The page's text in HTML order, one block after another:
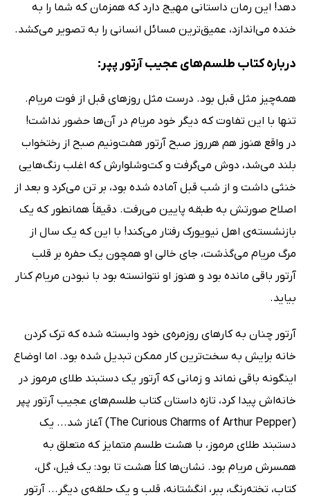
دهد! این رمان داستانی مهیج دارد که همزمان که شما را به
خنده می‌اندازد، عمیق‌ترین مسائل انسانی را به تصویر می‌کشد.
درباره کتاب طلسم‌های عجیب آرتور پپر:
همه‌چیز مثل قبل بود. درست مثل روزهای قبل از فوت مریام.
تنها با این تفاوت که دیگر خود مریام در آن‌ها حضور نداشت!
در واقع هنوز هم هرروز صبح آرتور هفت‌ونیم صبح از رختخواب
بلند می‌شد،‌ دوش می‌گرفت و کت‌وشلوارش که اغلب رنگ‌هایی
خنثی داشت و از شب قبل آماده شده بود، بر تن می‌کرد و بعد از
اصلاح صورتش به طبقه پایین می‌رفت. دقیقاً همانطور که یک
بازنشسته‌ی اهل نیویورک رفتار می‌کند! با این که یک سال از
مرگ مریام می‌گذشت، جای خالی او همچون یک حفره بر قلب
آرتور باقی مانده بود و هنوز او نتوانسته بود با نبودن مریام کنار
بیاید.
آرتور چنان به کارهای روزمره‌ی خود وابسته شده که ترک کردن
خانه برایش به سخت‌ترین کار ممکن تبدیل شده بود. اما اوضاع
اینگونه باقی نماند و زمانی که آرتور یک دستبند طلای مرموز در
خانه‌اش پیدا کرد، تازه داستان کتاب طلسم‌های عجیب آرتور پپر
(The Curious Charms of Arthur Pepper)‌ آغاز شد... یک
دستبند طلای مرموز، با هشت طلسم متمایز که متعلق به
همسرش مریام بود. نشان‌ها کلاً هشت تا بود: یک فیل، گل،
کتاب، تخته‌رنگ، ببر، انگشتانه، قلب و یک حلقه‌ی دیگر...‌ آرتور